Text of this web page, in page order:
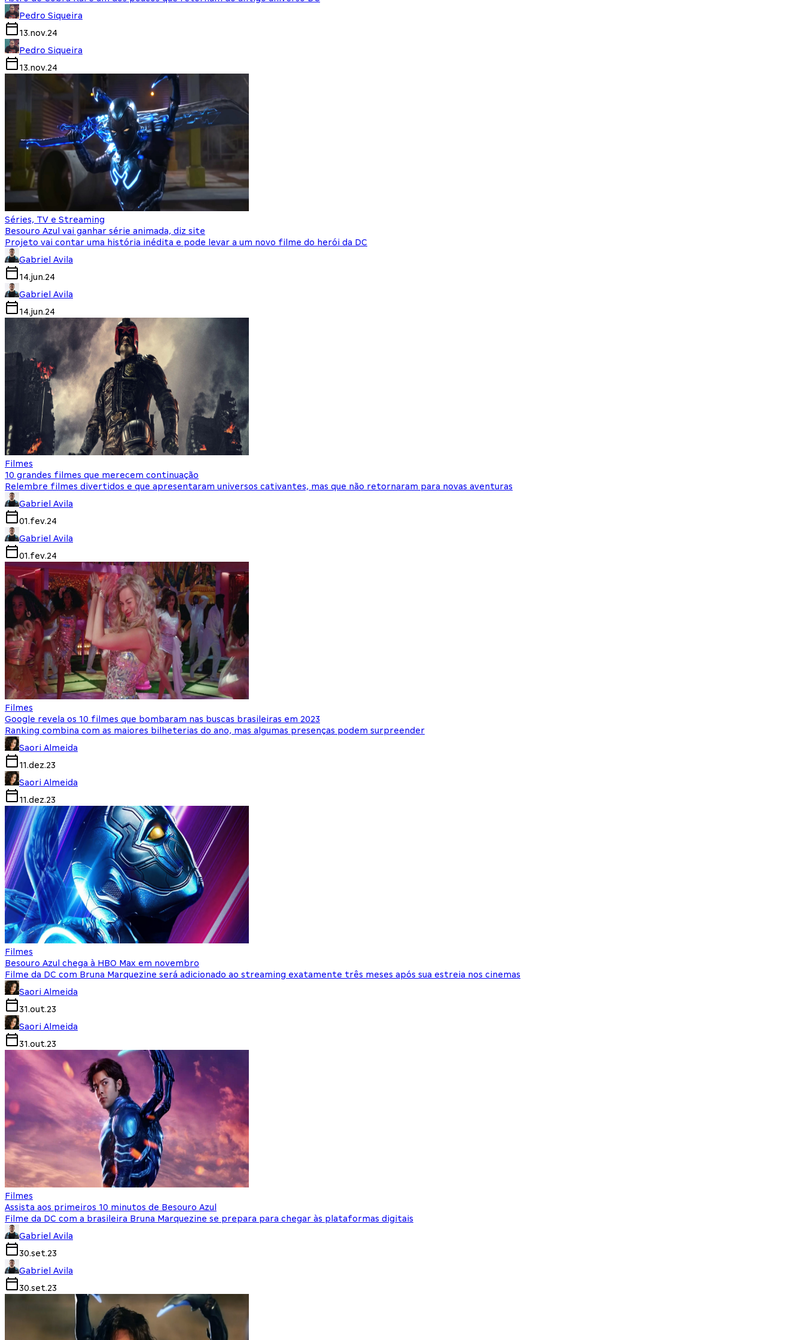
Pedro Siqueira
13.nov.24
Pedro Siqueira
13.nov.24
Séries, TV e Streaming
Besouro Azul vai ganhar série animada, diz site
Projeto vai contar uma história inédita e pode levar a um novo filme do herói da DC
Gabriel Avila
14.jun.24
Gabriel Avila
14.jun.24
Filmes
10 grandes filmes que merecem continuação
Relembre filmes divertidos e que apresentaram universos cativantes, mas que não retornaram para novas aventuras
Gabriel Avila
01.fev.24
Gabriel Avila
01.fev.24
Filmes
Google revela os 10 filmes que bombaram nas buscas brasileiras em 2023
Ranking combina com as maiores bilheterias do ano, mas algumas presenças podem surpreender
Saori Almeida
11.dez.23
Saori Almeida
11.dez.23
Filmes
Besouro Azul chega à HBO Max em novembro
Filme da DC com Bruna Marquezine será adicionado ao streaming exatamente três meses após sua estreia nos cinemas
Saori Almeida
31.out.23
Saori Almeida
31.out.23
Filmes
Assista aos primeiros 10 minutos de Besouro Azul
Filme da DC com a brasileira Bruna Marquezine se prepara para chegar às plataformas digitais
Gabriel Avila
30.set.23
Gabriel Avila
30.set.23